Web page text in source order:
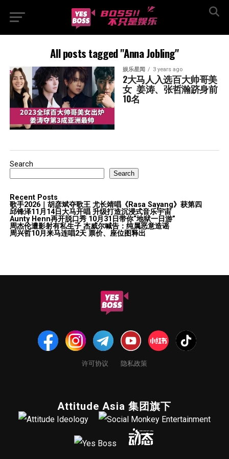
All posts tagged "Anna Jobling"
娱乐星闻 3 years ago
2大马人入选百大帅哥美
女  姜涛、张哲瀚跻身前
10名
Search
Search
Recent Posts
歌手2026｜胡彦斌夺歌王 尤长靖唱《Rasa Sayang》获第四
邱锋泽11月14日大马开唱 升级打造沉浸式音乐宇宙
Aunty Henn再开脱口秀 10月31日带你“地狱一日游”
周杰伦遭影射有私生子 杰威尔喊告：纯属恶意造谣
周兴哲10月来马连唱2天 票价、座位图释出
许可协议 隐私政策
Attitude Asia 集团旗下